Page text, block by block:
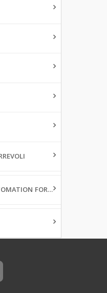
HARDWARE AND AUTOMATION FOR WINDOWS